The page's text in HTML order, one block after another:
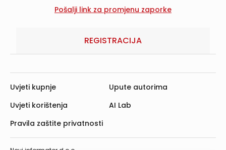
REGISTRACIJA
Uvjeti kupnje
Uvjeti korištenja
Pravila zaštite privatnosti
Upute autorima
AI Lab